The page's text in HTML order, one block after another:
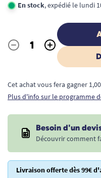
En stock, expédié le lundi
Quantité
- +
Cet achat vous fera gagner
Plus d'info sur le programme
Besoin d'un
Découvrir comment
Livraison offerte dès 99€